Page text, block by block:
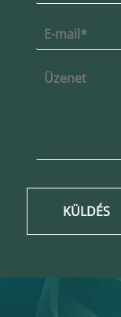
KÜLDÉS